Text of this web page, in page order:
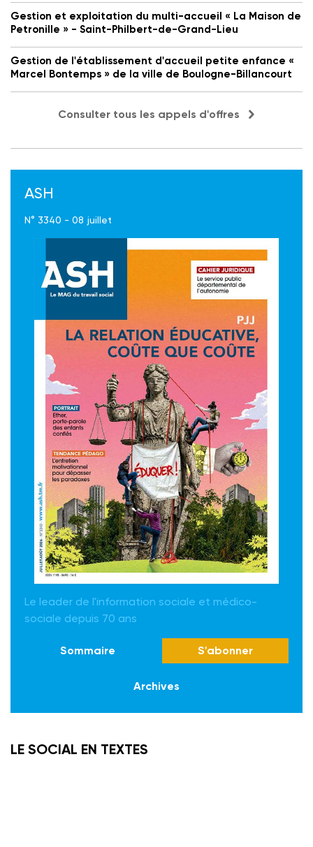
Gestion et exploitation du multi-accueil « La Maison de
Petronille » - Saint-Philbert-de-Grand-Lieu
Gestion de l'établissement d'accueil petite enfance «
Marcel Bontemps » de la ville de Boulogne-Billancourt
Consulter tous les appels d'offres
ASH
N° 3340 - 08 juillet
Le leader de l'information sociale et médico-
sociale depuis 70 ans
Sommaire S'abonner
Archives
LE SOCIAL EN TEXTES